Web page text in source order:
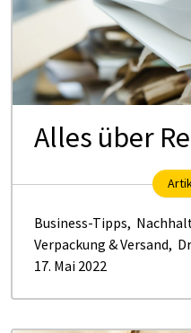
Al­les über
Business-Tipps,
Verpackung & Versand,
17. Mai 2022